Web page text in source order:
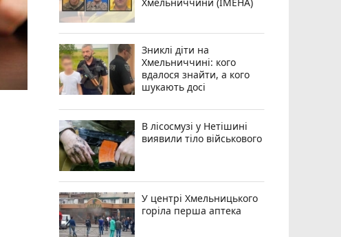
Зниклі діти на
Хмельниччині: кого
вдалося знайти, а кого
шукають досі
В лісосмузі у Нетішині
виявили тіло військового
У центрі Хмельницького
горіла перша аптека